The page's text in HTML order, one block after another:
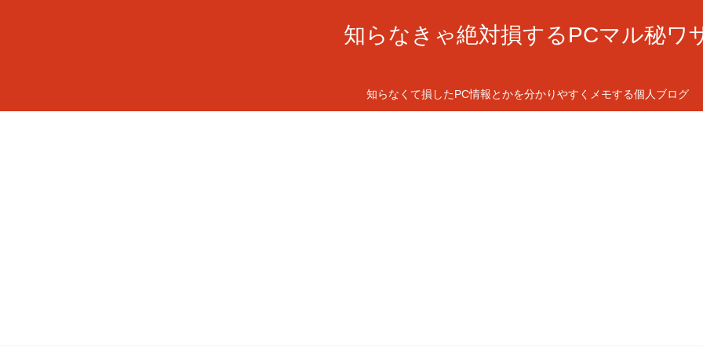
知らなきゃ絶対損するPCマル秘ワ
知らなくて損したPC情報とかを分かりやすくメモする個人ブログ